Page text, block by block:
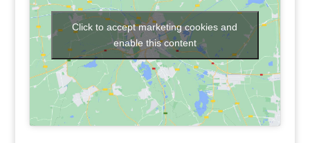
Click to accept marketing cookies and
enable this content